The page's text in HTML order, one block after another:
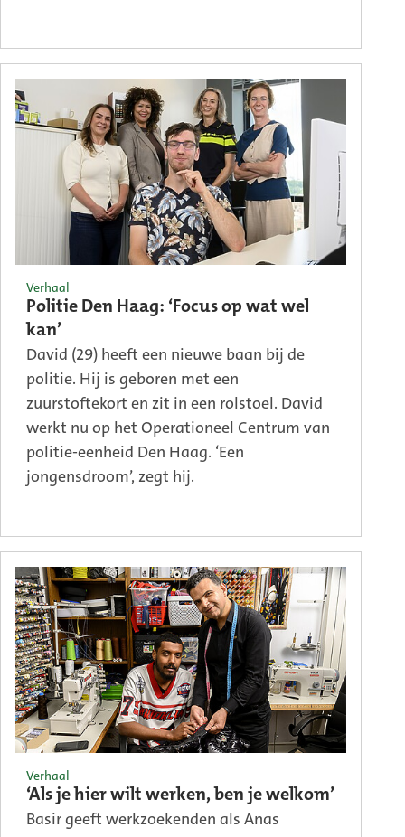
Politie Den Haag: ‘Focus op wat wel
kan’
Verhaal
David (29) heeft een nieuwe baan bij de
politie. Hij is geboren met een
zuurstoftekort en zit in een rolstoel. David
werkt nu op het Operationeel Centrum van
politie-eenheid Den Haag. ‘Een
jongensdroom’, zegt hij.
‘Als je hier wilt werken, ben je welkom’
Verhaal
Basir geeft werkzoekenden als Anas